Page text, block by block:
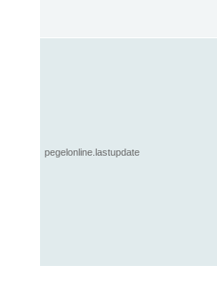
pegelonline.lastupdate